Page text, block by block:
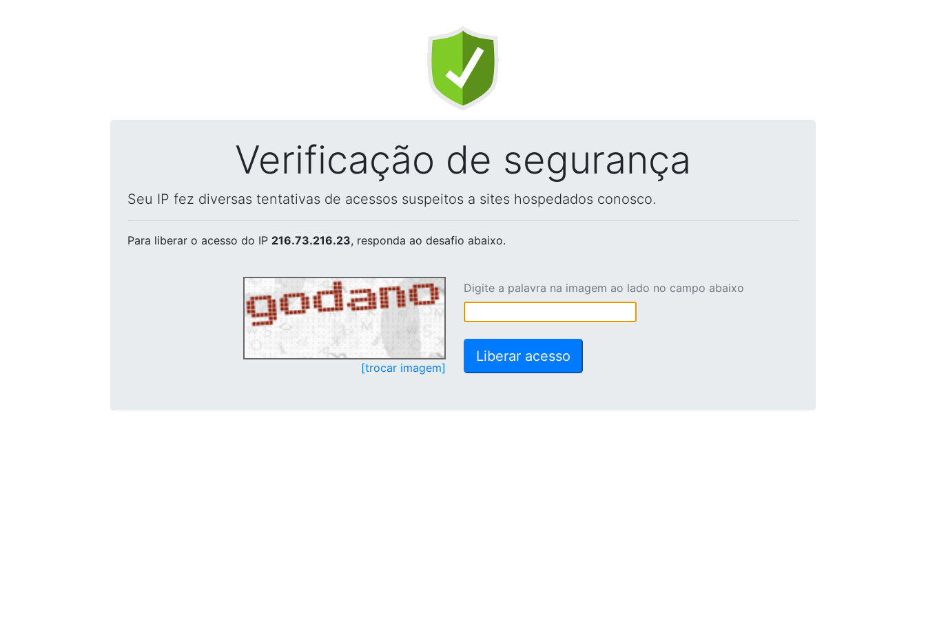
Verificação de segurança
Seu IP fez diversas tentativas de acessos suspeitos a sites hospedados conosco.
Para liberar o acesso do IP 216.73.216.23, responda ao desafio abaixo.
[trocar imagem]
Digite a palavra na imagem ao lado no campo abaixo